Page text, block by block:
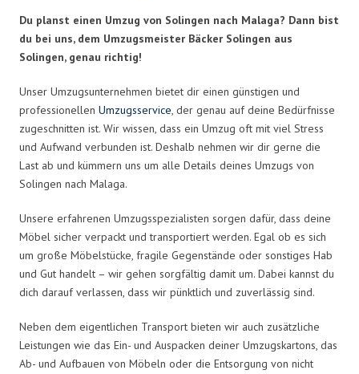
Du planst einen Umzug von Solingen nach Malaga? Dann bist
du bei uns, dem Umzugsmeister Bäcker Solingen aus
Solingen, genau richtig!
Unser Umzugsunternehmen bietet dir einen günstigen und
professionellen Umzugsservice, der genau auf deine Bedürfnisse
zugeschnitten ist. Wir wissen, dass ein Umzug oft mit viel Stress
und Aufwand verbunden ist. Deshalb nehmen wir dir gerne die
Last ab und kümmern uns um alle Details deines Umzugs von
Solingen nach Malaga.
Unsere erfahrenen Umzugsspezialisten sorgen dafür, dass deine
Möbel sicher verpackt und transportiert werden. Egal ob es sich
um große Möbelstücke, fragile Gegenstände oder sonstiges Hab
und Gut handelt – wir gehen sorgfältig damit um. Dabei kannst du
dich darauf verlassen, dass wir pünktlich und zuverlässig sind.
Neben dem eigentlichen Transport bieten wir auch zusätzliche
Leistungen wie das Ein- und Auspacken deiner Umzugskartons, das
Ab- und Aufbauen von Möbeln oder die Entsorgung von nicht